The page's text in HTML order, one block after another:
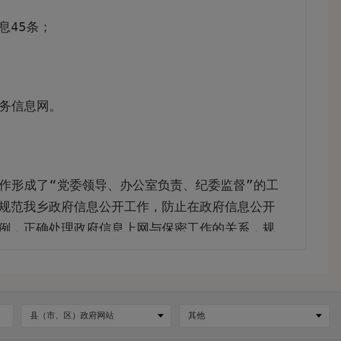
45条；
信息网。
形成了“党委领导、办公室负责、纪委监督”的工
范我乡政府信息公开工作，防止在政府信息公开
，正确处理政府信息上网与保密工作的关系，规
县（市、区）政府网站 其他